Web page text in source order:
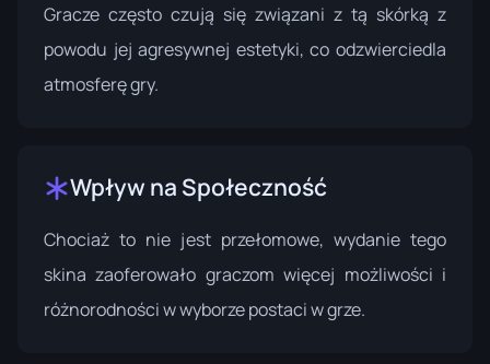
Gracze często czują się związani z tą skórką z
powodu jej agresywnej estetyki, co odzwierciedla
atmosferę gry.
Wpływ na Społeczność
Chociaż to nie jest przełomowe, wydanie tego
skina zaoferowało graczom więcej możliwości i
różnorodności w wyborze postaci w grze.